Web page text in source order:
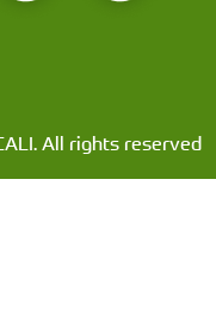
All rights reserved